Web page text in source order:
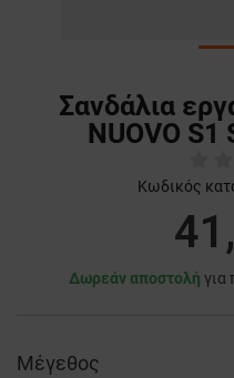
Σανδάλια
NUOVO S1
Κωδικός
Δωρεάν αποστολή για
Μέγεθος